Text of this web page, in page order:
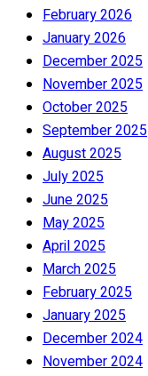
February 2026
January 2026
December 2025
November 2025
October 2025
September 2025
August 2025
July 2025
June 2025
May 2025
April 2025
March 2025
February 2025
January 2025
December 2024
November 2024